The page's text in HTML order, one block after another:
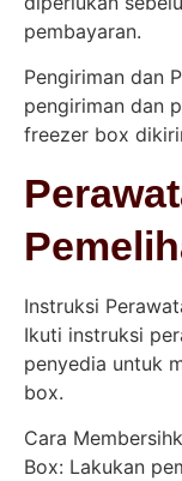
pembayaran.
Pengiriman dan
pengiriman dan
freezer box
Instruksi
Ikuti instruksi
penyedia untuk
box.
Cara
Box: Lakukan